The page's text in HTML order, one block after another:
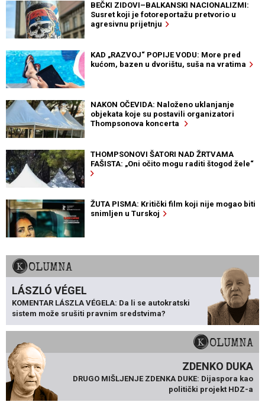
BEČKI ZIDOVI–BALKANSKI NACIONALIZMI:
Susret koji je fotoreportažu pretvorio u
agresivnu prijetnju
KAD „RAZVOJ“ POPIJE VODU: More pred
kućom, bazen u dvorištu, suša na vratima
NAKON OČEVIDA: Naloženo uklanjanje
objekata koje su postavili organizatori
Thompsonova koncerta
THOMPSONOVI ŠATORI NAD ŽRTVAMA
FAŠISTA: „Oni očito mogu raditi štogod žele“
ŽUTA PISMA: Kritički film koji nije mogao biti
snimljen u Turskoj
KOLUMNA
LÁSZLÓ VÉGEL
KOMENTAR LÁSZLA VÉGELA: Da li se autokratski
sistem može srušiti pravnim sredstvima?
KOLUMNA
ZDENKO DUKA
DRUGO MIŠLJENJE ZDENKA DUKE: Dijaspora kao
politički projekt HDZ-a